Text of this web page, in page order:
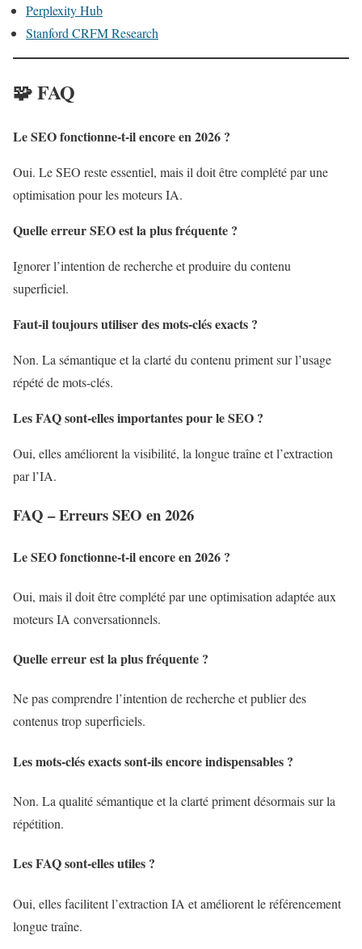
Perplexity Hub
Stanford CRFM Research
🧩FAQ
Le SEO fonctionne-t-il encore en 2026 ?
Oui. Le SEO reste essentiel, mais il doit être complété par une
optimisation pour les moteurs IA.
Quelle erreur SEO est la plus fréquente ?
Ignorer l’intention de recherche et produire du contenu
superficiel.
Faut-il toujours utiliser des mots-clés exacts ?
Non. La sémantique et la clarté du contenu priment sur l’usage
répété de mots-clés.
Les FAQ sont-elles importantes pour le SEO ?
Oui, elles améliorent la visibilité, la longue traîne et l’extraction
par l’IA.
FAQ – Erreurs SEO en 2026
Le SEO fonctionne-t-il encore en 2026 ?
Oui, mais il doit être complété par une optimisation adaptée aux
moteurs IA conversationnels.
Quelle erreur est la plus fréquente ?
Ne pas comprendre l’intention de recherche et publier des
contenus trop superficiels.
Les mots-clés exacts sont-ils encore indispensables ?
Non. La qualité sémantique et la clarté priment désormais sur la
répétition.
Les FAQ sont-elles utiles ?
Oui, elles facilitent l’extraction IA et améliorent le référencement
longue traîne.